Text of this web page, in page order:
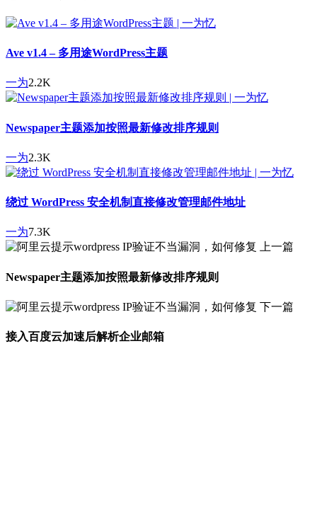
Ave v1.4 – 多用途WordPress主题
一为2.2K
Newspaper主题添加按照最新修改排序规则
一为2.3K
绕过 WordPress 安全机制直接修改管理邮件地址
一为7.3K
上一篇
Newspaper主题添加按照最新修改排序规则
下一篇
接入百度云加速后解析企业邮箱